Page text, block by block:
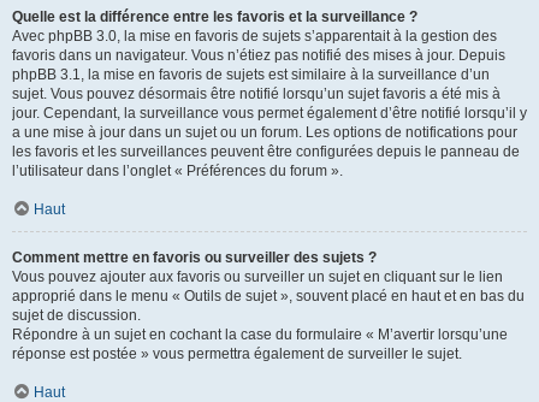
Quelle est la différence entre les favoris et la surveillance ?
Avec phpBB 3.0, la mise en favoris de sujets s’apparentait à la gestion des
favoris dans un navigateur. Vous n’étiez pas notifié des mises à jour. Depuis
phpBB 3.1, la mise en favoris de sujets est similaire à la surveillance d’un
sujet. Vous pouvez désormais être notifié lorsqu’un sujet favoris a été mis à
jour. Cependant, la surveillance vous permet également d’être notifié lorsqu’il y
a une mise à jour dans un sujet ou un forum. Les options de notifications pour
les favoris et les surveillances peuvent être configurées depuis le panneau de
l’utilisateur dans l’onglet « Préférences du forum ».
Haut
Comment mettre en favoris ou surveiller des sujets ?
Vous pouvez ajouter aux favoris ou surveiller un sujet en cliquant sur le lien
approprié dans le menu « Outils de sujet », souvent placé en haut et en bas du
sujet de discussion.
Répondre à un sujet en cochant la case du formulaire « M’avertir lorsqu’une
réponse est postée » vous permettra également de surveiller le sujet.
Haut